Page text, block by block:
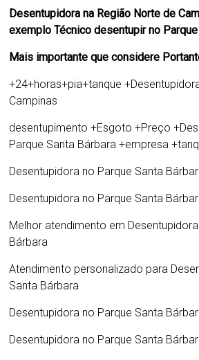
Desentupidora na Região Norte de
exemplo Técnico desentupir no
Mais importante que considere
+24+horas+pia+tanque +
Campinas
desentupimento +Esgoto +Preço
Parque Santa Bárbara +empresa
Desentupidora no Parque Santa
Desentupidora no Parque Santa
Melhor atendimento em
Bárbara
Atendimento personalizado para
Santa Bárbara
Desentupidora no Parque Santa
Desentupidora no Parque Santa